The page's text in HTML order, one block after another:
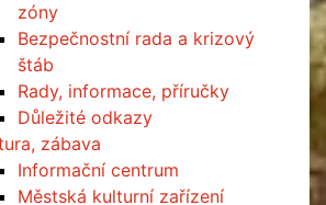
zóny
Bezpečnostní rada a krizový
štáb
Rady, informace, příručky
Důležité odkazy
zábava
Informační centrum
Městská kulturní zařízení